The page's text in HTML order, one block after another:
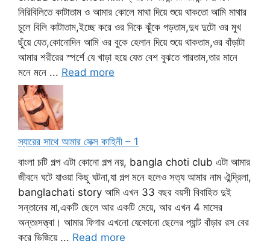
নিরিবিলিতে কাটাতাম ও আমার কোলে মাথা দিয়ে শুয়ে থাকতো আমি মাথার
চুলে বিলি কাটাতাম,ইচ্ছে করে ওর দিকে ঝুঁকে পড়তাম,দুধ দুটো ওর মুখ
ছুঁয়ে যেত,কোনোদিন আমি ওর বুকে হেলান দিয়ে শুয়ে থাকতাম,ওর বাঁড়াটা
আমার শরীরের স্পর্শে যে খাড়া হয়ে যেত বেশ বুঝতে পারতাম,তার মানে
মনে মনে ... Read more
স্যারের সাথে আমার সেক্স কাহিনী – 1
বাংলা চটি গল্প এটা কোনো গল্প নয়, bangla choti club এটা আমার
জীবনে ঘটে যাওয়া কিছু ঘটনা,যা গল্প মনে হলেও সত্য আমার নাম ঐন্দ্রিলা,
banglachati story আমি এখন 33 বছর বয়সী বিবাহিত দুই
সন্তানের মা,একটি ছেলে আর একটি মেয়ে, আর এখন 4 মাসের
অন্তঃসত্ত্বা। আমার ফিগার এখনো যেকোনো ছেলের প্যান্ট বাঁড়ার রস বের
করে ভিজিয়ে ... Read more